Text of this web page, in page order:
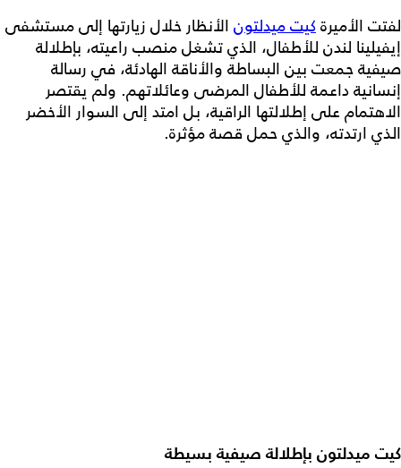
لفتت الأميرةكيت ميدلتون الأنظار خلال زيارتها إلى مستشفى
إيفيلينا لندن للأطفال، الذي تشغل منصب راعيته، بإطلالة
صيفية جمعت بين البساطة والأناقة الهادئة، في رسالة
إنسانية داعمة للأطفال المرضى وعائلاتهم. ولم يقتصر
الاهتمام على إطلالتها الراقية، بل امتد إلى السوار الأخضر
الذي ارتدته، والذي حمل قصة مؤثرة.
كيت ميدلتون بإطلالة صيفية بسيطة